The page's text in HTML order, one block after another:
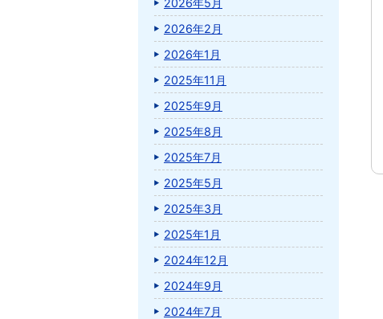
2026年5月
2026年2月
2026年1月
2025年11月
2025年9月
2025年8月
2025年7月
2025年5月
2025年3月
2025年1月
2024年12月
2024年9月
2024年7月